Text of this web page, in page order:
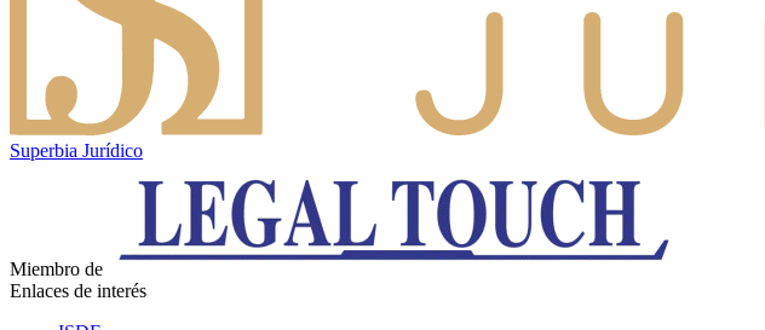
Superbia Jurídico
Miembro de
Enlaces de interés